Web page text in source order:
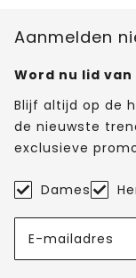
Aanmelden
Word nu lid
Blijf altijd op de
de nieuwste
exclusieve
Dames
E-mailadres